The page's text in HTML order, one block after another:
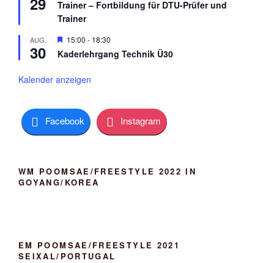
b
n
r
e
o
b
r
v
r
e
o
n
Trainer – Fortbildung für DTU-Prüfer und
Trainer
AUG.
30
H
r
o
e
o
b
15:00 - 18:30
Kaderlehrgang Technik Ü30
Kalender anzeigen
Facebook Instagram
WM POOMSAE/FREESTYLE 2022 IN
GOYANG/KOREA
EM POOMSAE/FREESTYLE 2021
SEIXAL/PORTUGAL